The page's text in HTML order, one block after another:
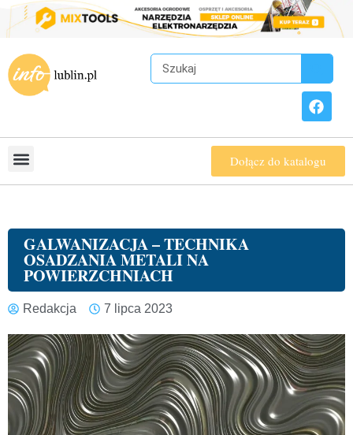
Dołącz do katalogu
GALWANIZACJA – TECHNIKA
OSADZANIA METALI NA
POWIERZCHNIACH
Redakcja 7 lipca 2023